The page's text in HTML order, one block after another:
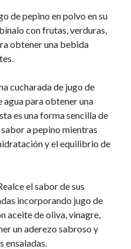
de pepino en polvo en su
con frutas, verduras,
obtener una bebida
cucharada de jugo de
agua para obtener una
es una forma sencilla de
a pepino mientras
y el equilibrio de
el sabor de sus
incorporando jugo de
aceite de oliva, vinagre,
un aderezo sabroso y